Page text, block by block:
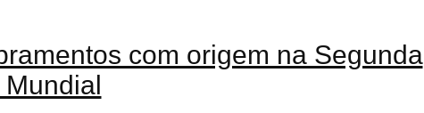
com origem na Segunda